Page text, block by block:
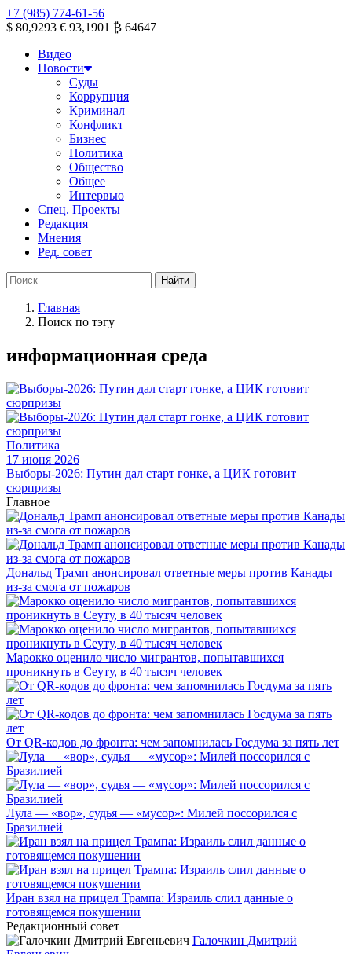
+7 (985) 774-61-56
$ 80,9293 € 93,1901 ₿ 64647
Видео
Новости
Суды
Коррупция
Криминал
Конфликт
Бизнес
Политика
Общество
Общее
Интервью
Спец. Проекты
Редакция
Мнения
Ред. совет
Главная
Поиск по тэгу
информационная среда
Политика
17 июня 2026
Выборы-2026: Путин дал старт гонке, а ЦИК готовит
сюрпризы
Главное
Дональд Трамп анонсировал ответные меры против Канады
из-за смога от пожаров
Марокко оценило число мигрантов, попытавшихся
проникнуть в Сеуту, в 40 тысяч человек
От QR-кодов до фронта: чем запомнилась Госдума за пять лет
Лула — «вор», судья — «мусор»: Милей поссорился с
Бразилией
Иран взял на прицел Трампа: Израиль слил данные о
готовящемся покушении
Редакционный совет
Галочкин Дмитрий